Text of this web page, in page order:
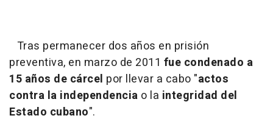
Tras permanecer dos años en prisión
preventiva, en marzo de 2011 fue condenado a
15 años de cárcel por llevar a cabo "actos
contra la independencia o la integridad del
Estado cubano".